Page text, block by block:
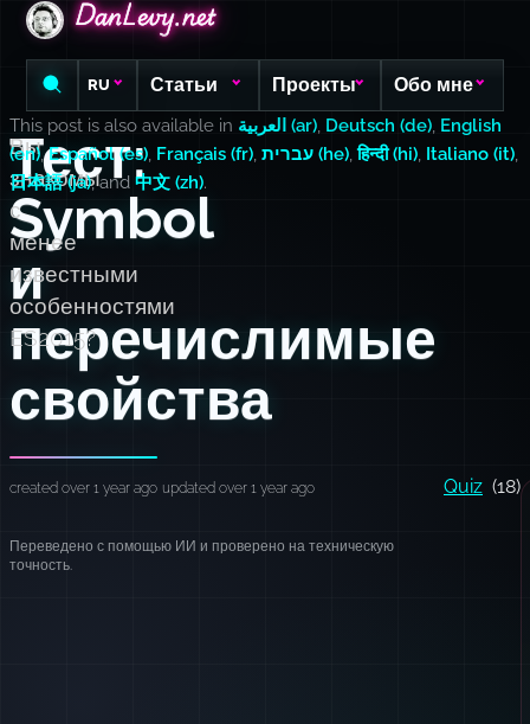
DanLevy.net
DanLevy.net
DanLevy.net
RU Статьи Проекты Обо мне
Тест:
Symbol
и
перечислимые
свойства
Вы
знакомы
с
менее
известными
особенностями
ES2015?
This post is also available in العربية (ar), Deutsch (de), English
(en),Español (es), Français (fr), עברית (he),हिन्दी (hi), Italiano (it),
日本語 (ja), and 中文 (zh).
created over 1 year ago updated over 1 year ago Quiz (18)
Переведено с помощью ИИ и проверено на техническую
точность.